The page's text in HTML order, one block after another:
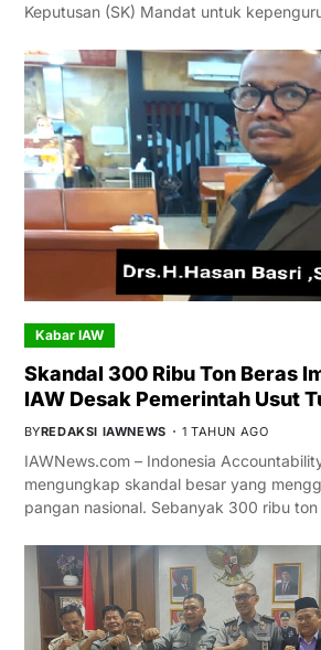
Keputusan (SK) Mandat untuk
Kabar IAW
Skandal 300 Ribu Ton Beras
IAW Desak Pemerintah Usut
BYREDAKSI IAWNEWS 1 TAHUN AGO
IAWNews.com – Indonesia
mengungkap skandal besar yang
pangan nasional. Sebanyak 300 ribu